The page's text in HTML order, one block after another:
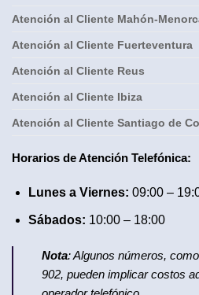
Atención al Cliente Mahón-
Atención al Cliente Fuerteventura
Atención al Cliente Reus
Atención al Cliente Ibiza
Atención al Cliente Santiago de
Horarios de Atención Telefónica:
Lunes a Viernes: 09:00 –
Sábados: 10:00 – 18:00
Nota: Algunos números,
902, pueden implicar costos